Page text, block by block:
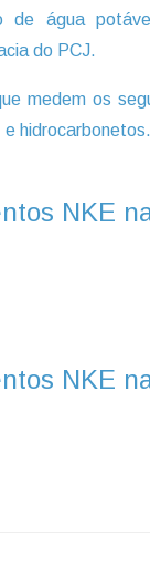
água
do PCJ.
medem os
e hidrocarbonetos.
NKE
NKE